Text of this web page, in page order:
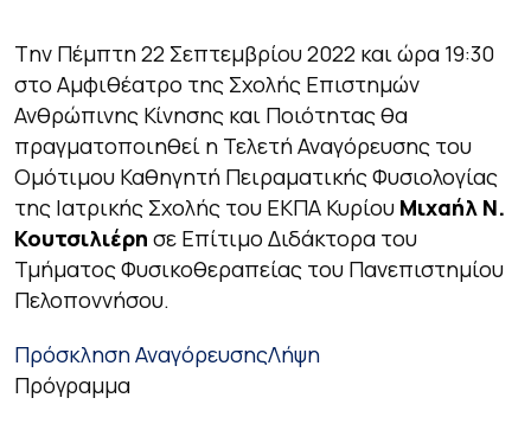
Tην Πέμπτη 22 Σεπτεμβρίου 2022 και ώρα 19:30
στο Αμφιθέατρο της Σχολής Επιστημών
Ανθρώπινης Κίνησης και Ποιότητας θα
πραγματοποιηθεί η Τελετή Αναγόρευσης του
Ομότιμου Καθηγητή Πειραματικής Φυσιολογίας
της Ιατρικής Σχολής του ΕΚΠΑ Κυρίου Μιχαήλ Ν.
Κουτσιλιέρη σε Επίτιμο Διδάκτορα του
Τμήματος Φυσικοθεραπείας του Πανεπιστημίου
Πελοποννήσου.
Πρόσκληση ΑναγόρευσηςΛήψη
Πρόγραμμα